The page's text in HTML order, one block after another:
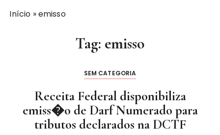
Início »emisso
Tag: emisso
SEM CATEGORIA
Receita Federal disponibiliza
emiss�o de Darf Numerado para
tributos declarados na DCTF